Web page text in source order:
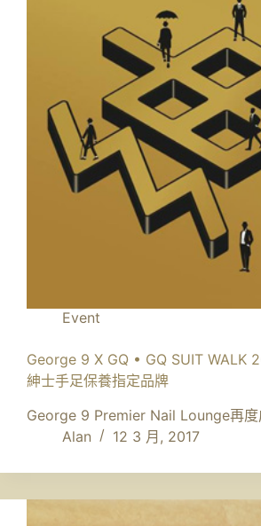
Event
George 9 X GQ • GQ SUIT WALK
紳士手足保養指定品牌
George 9 Premier Nail Lounge再
Alan
12 3 月, 2017